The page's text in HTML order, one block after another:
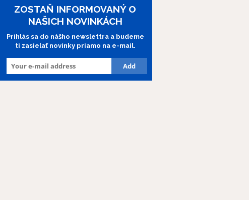
ZOSTAŇ INFORMOVANÝ O
NAŠICH NOVINKÁCH
Prihlás sa do nášho newslettra a budeme
ti zasielať novinky priamo na e-mail.